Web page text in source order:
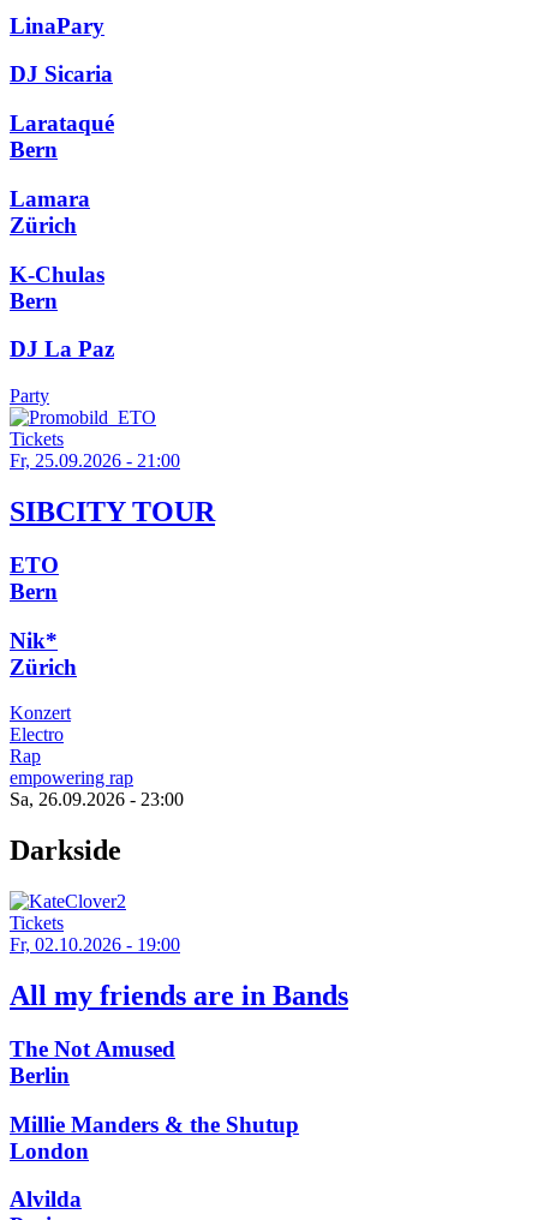
LinaPary
DJ Sicaria
Larataqué
Bern
Lamara
Zürich
K-Chulas
Bern
DJ La Paz
Party
Tickets
Fr, 25.09.2026 - 21:00
SIBCITY TOUR
ETO
Bern
Nik*
Zürich
Konzert
Electro
Rap
empowering rap
Sa, 26.09.2026 - 23:00
Darkside
Tickets
Fr, 02.10.2026 - 19:00
All my friends are in Bands
The Not Amused
Berlin
Millie Manders & the Shutup
London
Alvilda